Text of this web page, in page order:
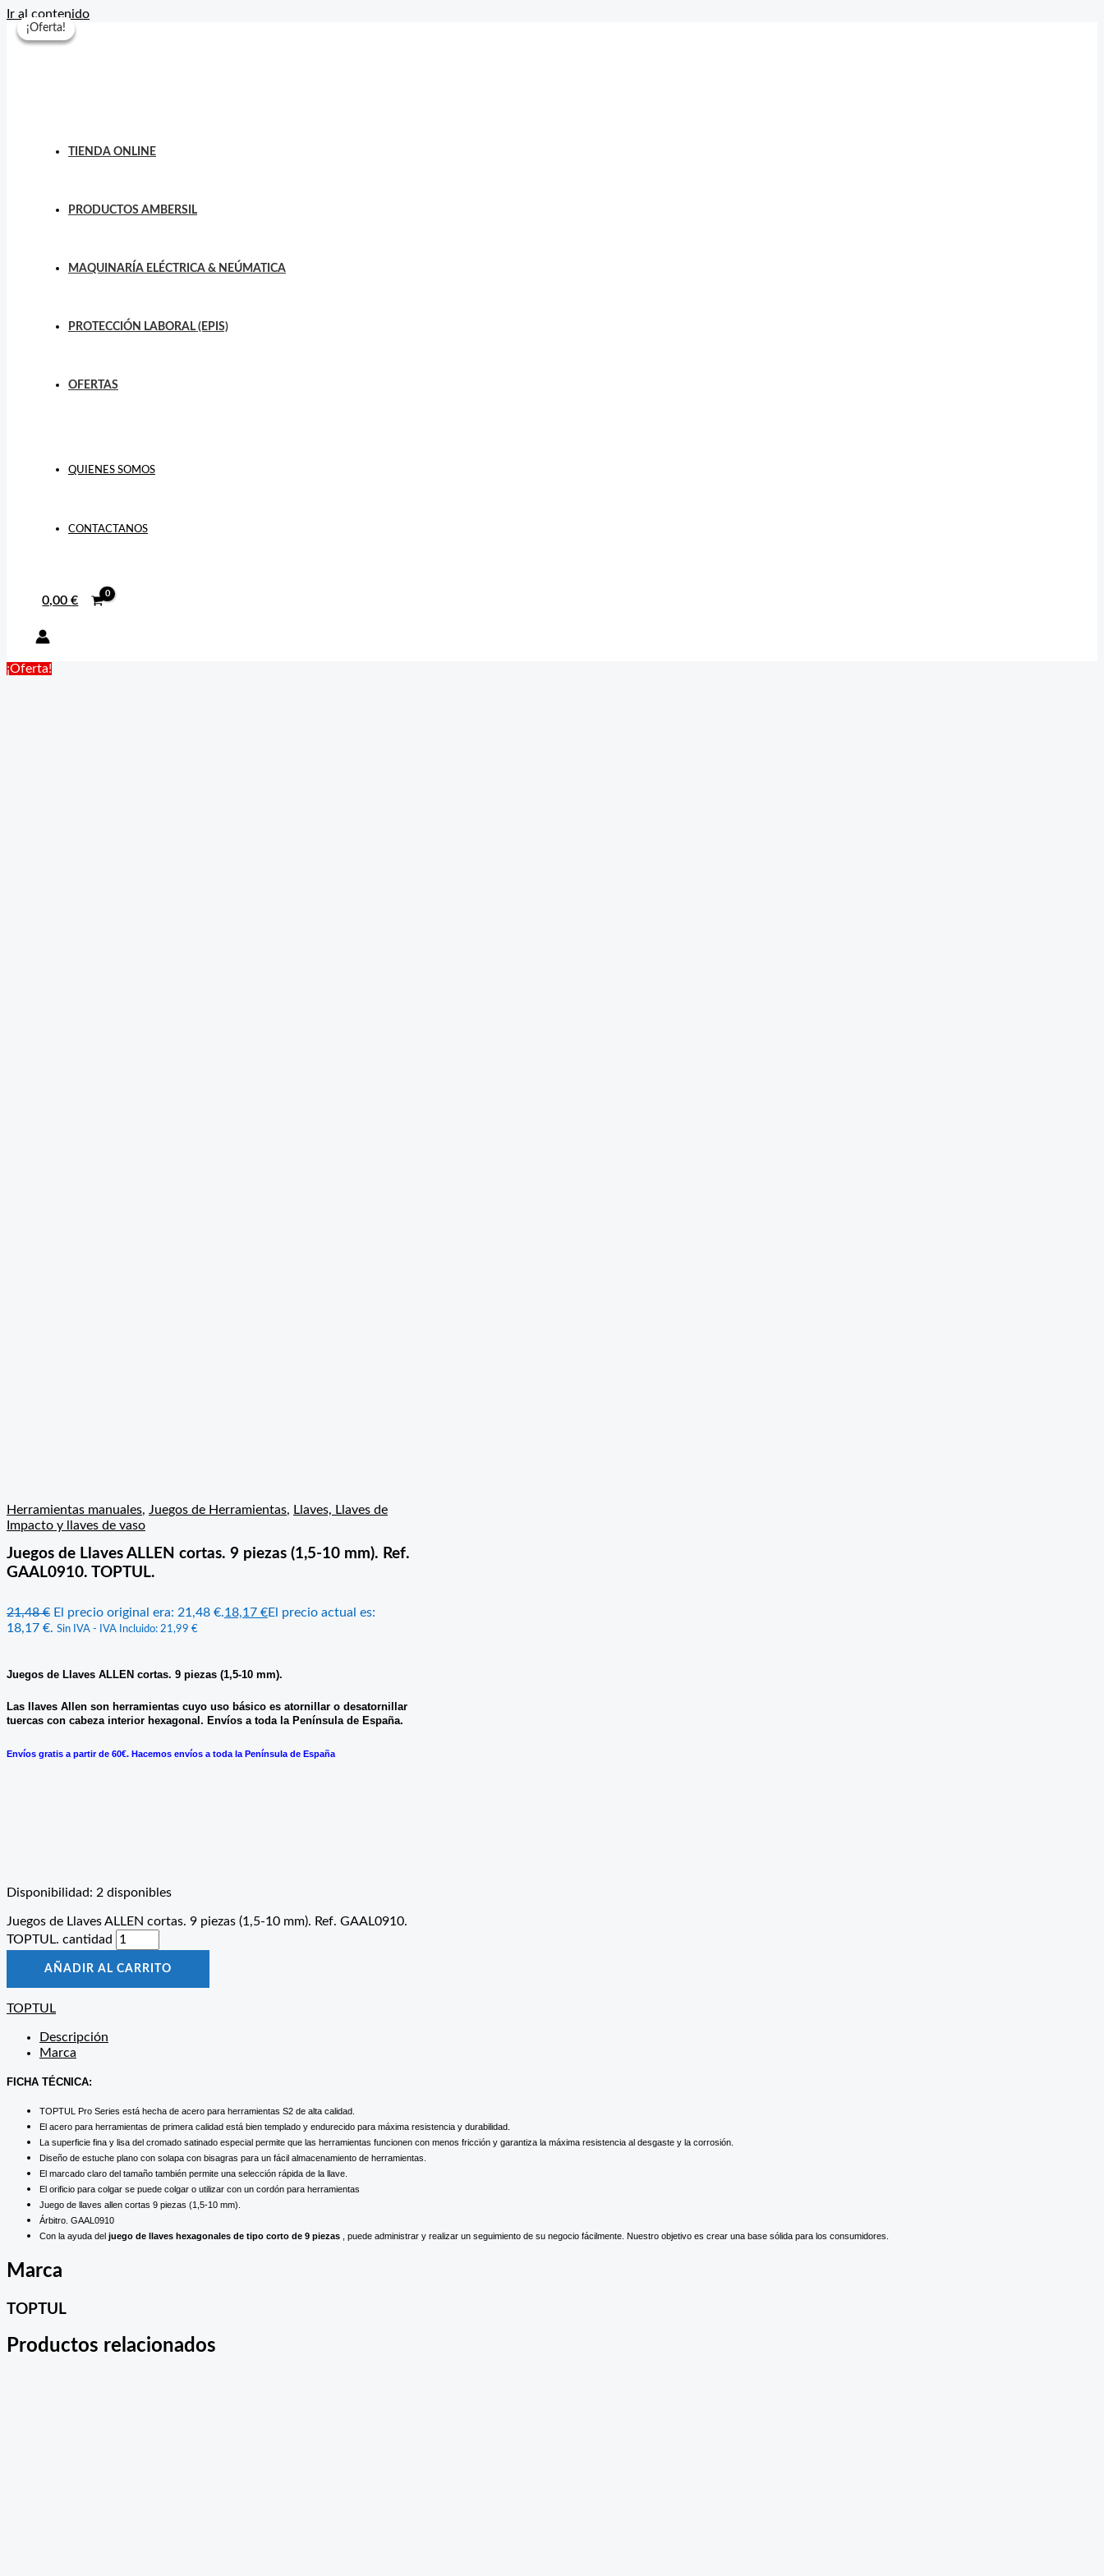
Ir al contenido
TIENDA ONLINE
PRODUCTOS AMBERSIL
MAQUINARÍA ELÉCTRICA & NEÚMATICA
PROTECCIÓN LABORAL (EPIS)
OFERTAS
QUIENES SOMOS
CONTACTANOS
0,00€
¡Oferta!
Herramientas manuales, Juegos de Herramientas, Llaves, Llaves de
Impacto y llaves de vaso
Juegos de Llaves ALLEN cortas. 9 piezas (1,5-10 mm). Ref.
GAAL0910. TOPTUL.
21,48€ El precio original era: 21,48 €.18,17 €El precio actual es:
18,17 €. Sin IVA - IVA Incluido: 21,99 €
Juegos de Llaves ALLEN cortas. 9 piezas (1,5-10 mm).
Las llaves Allen son herramientas cuyo uso básico es atornillar o desatornillar
tuercas con cabeza interior hexagonal. Envíos a toda la Península de España.
Envíos gratis a partir de 60€. Hacemos envíos a toda la Península de España
Disponibilidad: 2 disponibles
Juegos de Llaves ALLEN cortas. 9 piezas (1,5-10 mm). Ref. GAAL0910.
TOPTUL. cantidad
AÑADIR AL CARRITO
TOPTUL
Descripción
Marca
FICHA TÉCNICA:
TOPTUL Pro Series está hecha de acero para herramientas S2 de alta calidad.
El acero para herramientas de primera calidad está bien templado y endurecido para máxima resistencia y durabilidad.
La superficie fina y lisa del cromado satinado especial permite que las herramientas funcionen con menos fricción y garantiza la máxima resistencia al desgaste y la corrosión.
Diseño de estuche plano con solapa con bisagras para un fácil almacenamiento de herramientas.
El marcado claro del tamaño también permite una selección rápida de la llave.
El orificio para colgar se puede colgar o utilizar con un cordón para herramientas
Juego de llaves allen cortas 9 piezas (1,5-10 mm).
Árbitro. GAAL0910
Con la ayuda del juego de llaves hexagonales de tipo corto de 9 piezas , puede administrar y realizar un seguimiento de su negocio fácilmente. Nuestro objetivo es crear una base sólida para los consumidores.
Marca
TOPTUL
Productos relacionados
¡Oferta!
¡Oferta!
¡Oferta!